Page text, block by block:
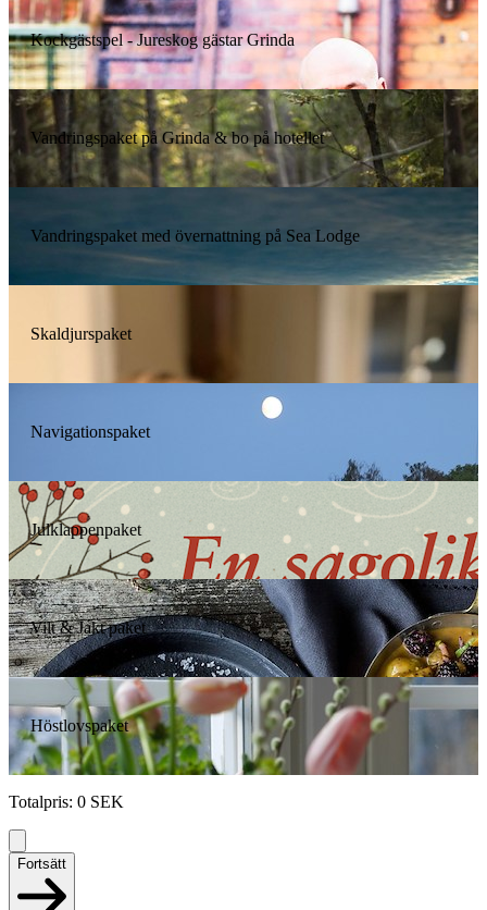
Kockgästspel - Jureskog gästar Grinda
Vandringspaket på Grinda & bo på hotellet
Vandringspaket med övernattning på Sea Lodge
Skaldjurspaket
Navigationspaket
Julklappenpaket
Vilt & Jakt paket
Höstlovspaket
Totalpris: 0 SEK
Fortsätt